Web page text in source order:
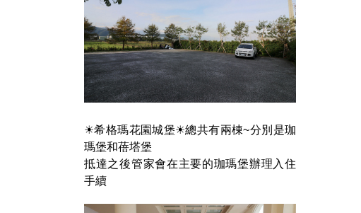
☀希格瑪花園城堡☀總共有兩棟~分別是珈
瑪堡和蓓塔堡
抵達之後管家會在主要的珈瑪堡辦理入住
手續